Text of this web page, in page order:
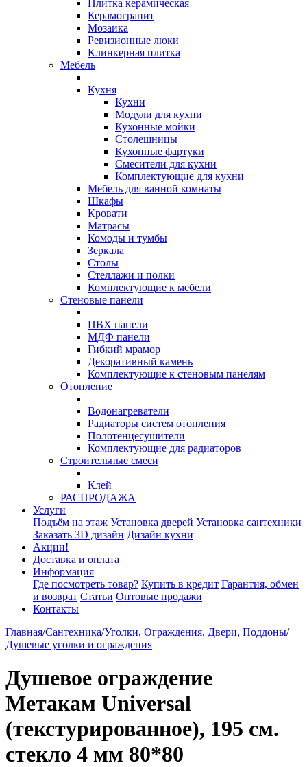
Плитка керамическая
Керамогранит
Мозаика
Ревизионные люки
Клинкерная плитка
Мебель
Кухня
Кухни
Модули для кухни
Кухонные мойки
Столешницы
Кухонные фартуки
Смесители для кухни
Комплектующие для кухни
Мебель для ванной комнаты
Шкафы
Кровати
Матрасы
Комоды и тумбы
Зеркала
Столы
Стеллажи и полки
Комплектующие к мебели
Стеновые панели
ПВХ панели
МДФ панели
Гибкий мрамор
Декоративный камень
Комплектующие к стеновым панелям
Отопление
Водонагреватели
Радиаторы систем отопления
Полотенцесушители
Комплектующие для радиаторов
Строительные смеси
Клей
РАСПРОДАЖА
Услуги
Подъём на этаж Установка дверей Установка сантехники
Заказать 3D дизайн Дизайн кухни
Акции!
Доставка и оплата
Информация
Где посмотреть товар? Купить в кредит Гарантия, обмен
и возврат Статьи Оптовые продажи
Контакты
Главная/Сантехника/Уголки, Ограждения, Двери, Поддоны/
Душевые уголки и ограждения
Душевое ограждение
Метакам Universal
(текстурированное), 195 см.
стекло 4 мм 80*80